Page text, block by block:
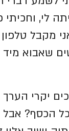
לי, וחכיתי
מקבל טלפון
שאבוא
יקרי הערך
הכסף? אבל